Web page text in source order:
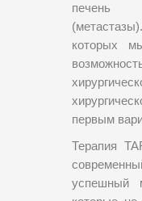
печень
которых
первым
Терапия
успешный